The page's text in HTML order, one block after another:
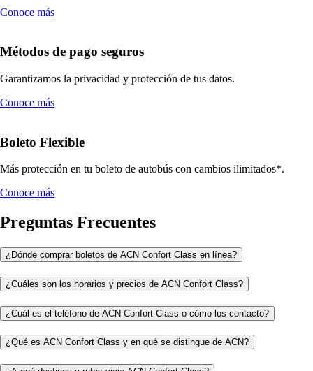
Conoce más
Métodos de pago seguros
Garantizamos la privacidad y protección de tus datos.
Conoce más
Boleto Flexible
Más protección en tu boleto de autobús con cambios ilimitados*.
Conoce más
Preguntas Frecuentes
¿Dónde comprar boletos de ACN Confort Class en línea?
¿Cuáles son los horarios y precios de ACN Confort Class?
¿Cuál es el teléfono de ACN Confort Class o cómo los contacto?
¿Qué es ACN Confort Class y en qué se distingue de ACN?